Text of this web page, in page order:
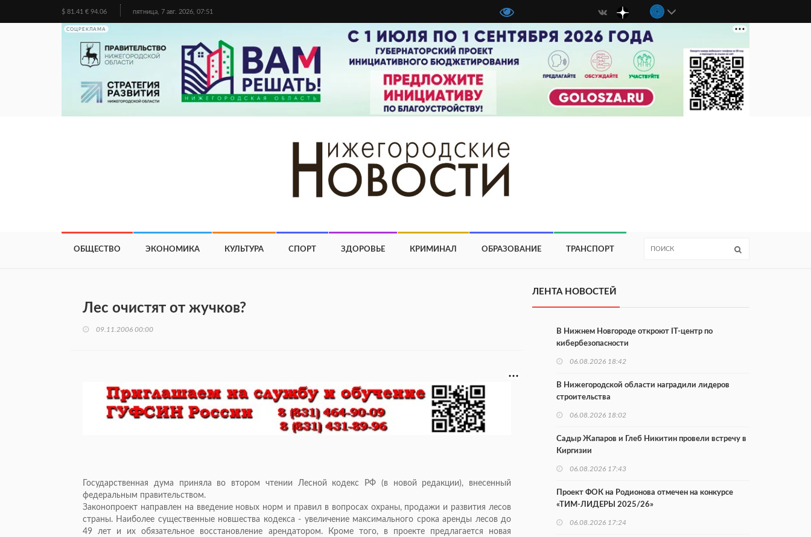
$ 81.41 € 94.06 пятница, 7 авг. 2026, 07:51
СОЦРЕКЛАМА
ОБЩЕСТВО ЭКОНОМИКА КУЛЬТУРА СПОРТ ЗДОРОВЬЕ КРИМИНАЛ ОБРАЗОВАНИЕ ТРАНСПОРТ
Лес очистят от жучков?
09.11.2006 00:00
Государственная дума приняла во втором чтении Лесной кодекс РФ (в новой редакции), внесенный
федеральным правительством.
Законопроект направлен на введение новых норм и правил в вопросах охраны, продажи и развития лесов
страны. Наиболее существенные новшества кодекса - увеличение максимального срока аренды лесов до
49 лет и их обязательное восстановление арендатором. Кроме того, в проекте предлагается новая
ЛЕНТА НОВОСТЕЙ
В Нижнем Новгороде откроют IT-центр по
кибербезопасности
06.08.2026 18:42
В Нижегородской области наградили лидеров
строительства
06.08.2026 18:02
Садыр Жапаров и Глеб Никитин провели встречу в
Киргизии
06.08.2026 17:43
Проект ФОК на Родионова отмечен на конкурсе
«ТИМ-ЛИДЕРЫ 2025/26»
06.08.2026 17:24